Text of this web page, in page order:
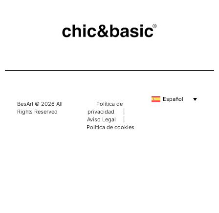
BesArt © 2026 All
Rights Reserved
Política de
privacidad
Aviso Legal
Política de cookies
Español